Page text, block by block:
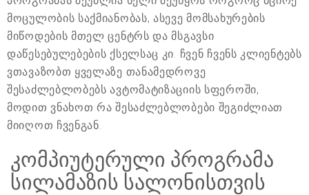
მოცულობის საქმიანობას, ასევე მომსახურების
მიწოდების მთელ ცენტრს და მსგავსი
დაწესებულებების ქსელსაც კი. ჩვენ ჩვენს კლიენტებს
ვთავაზობთ ყველაზე თანამედროვე
შესაძლებლობებს ავტომატიზაციის სფეროში,
მოდით ვნახოთ რა შესაძლებლობები შეგიძლიათ
მიიღოთ ჩვენგან.
კომპიუტერული პროგრამა
სილამაზის სალონისთვის